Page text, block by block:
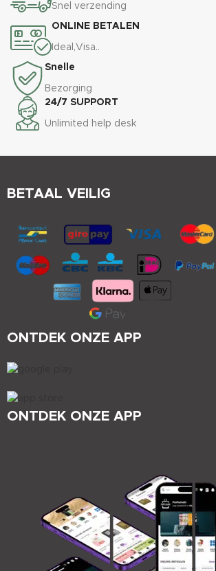
Snel verzending
ONLINE BETALEN
Ideal,Visa..
Snelle
Bezorging
24/7 SUPPORT
Unlimited help desk
ONTDEK ONZE APP
ONTDEK ONZE APP
BETAAL VEILIG